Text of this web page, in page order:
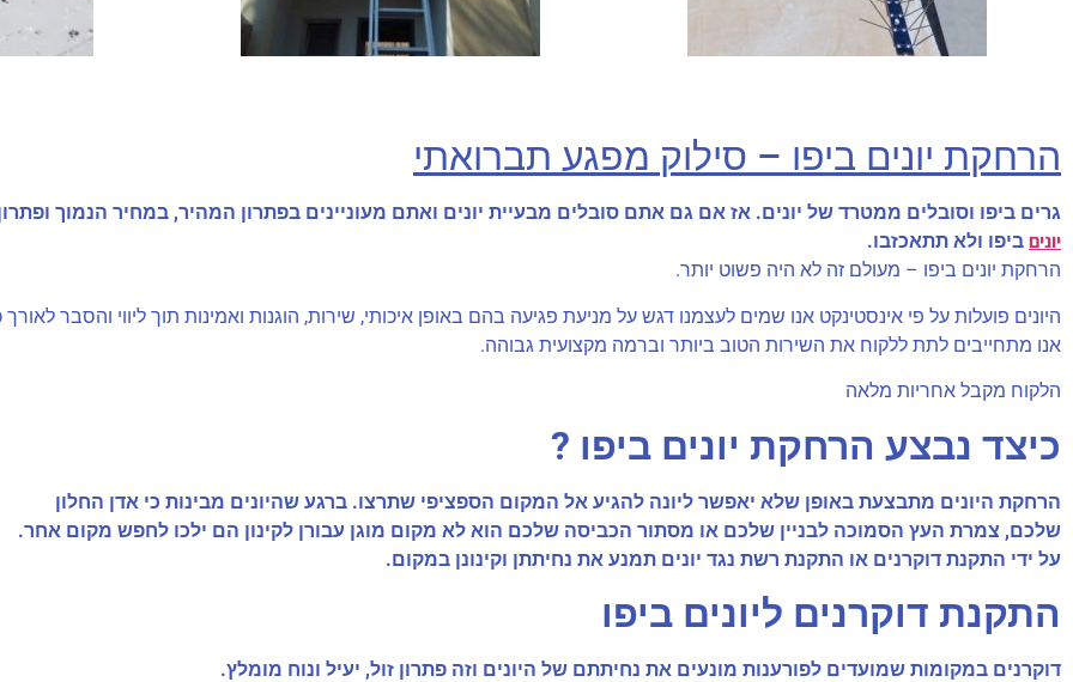
הרחקת יונים ביפו – סילוק מפגע תברואתי
גרים ביפו וסובלים ממטרד של יונים. אז אם גם אתם סובלים מבעיית יונים ואתם מעוניינים בפתרון המהיר, במחיר הנמוך
יונים ביפו ולא תתאכזבו.
הרחקת יונים ביפו – מעולם זה לא היה פשוט יותר.
היונים פועלות על פי אינסטינקט אנו שמים לעצמנו דגש על מניעת פגיעה בהם באופן איכותי, שירות, הוגנות ואמינות תוך ליווי והסבר
אנו מתחייבים לתת ללקוח את השירות הטוב ביותר וברמה מקצועית גבוהה.
הלקוח מקבל אחריות מלאה
כיצד נבצע הרחקת יונים ביפו ?
הרחקת היונים מתבצעת באופן שלא יאפשר ליונה להגיע אל המקום הספציפי שתרצו. ברגע שהיונים מבינות כי אדן החלון
שלכם, צמרת העץ הסמוכה לבניין שלכם או מסתור הכביסה שלכם הוא לא מקום מוגן עבורן לקינון הם ילכו לחפש מקום אחר.
על ידי התקנת דוקרנים או התקנת רשת נגד יונים תמנע את נחיתתן וקינונן במקום.
התקנת דוקרנים ליונים ביפו
דוקרנים במקומות שמועדים לפורענות מונעים את נחיתתם של היונים וזה פתרון זול, יעיל ונוח מומלץ.